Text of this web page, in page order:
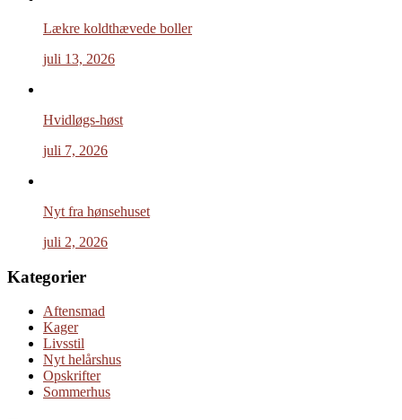
Lækre koldthævede boller
juli 13, 2026
Hvidløgs-høst
juli 7, 2026
Nyt fra hønsehuset
juli 2, 2026
Kategorier
Aftensmad
Kager
Livsstil
Nyt helårshus
Opskrifter
Sommerhus